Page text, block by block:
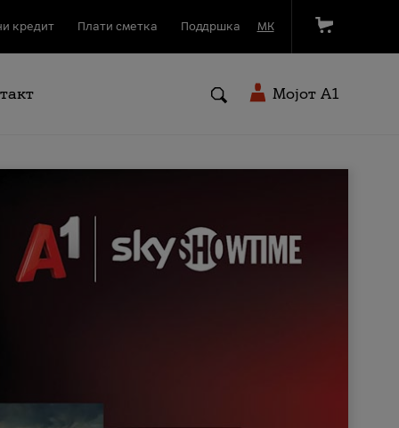
кредит Плати сметка Поддршка МК
Мојот A1